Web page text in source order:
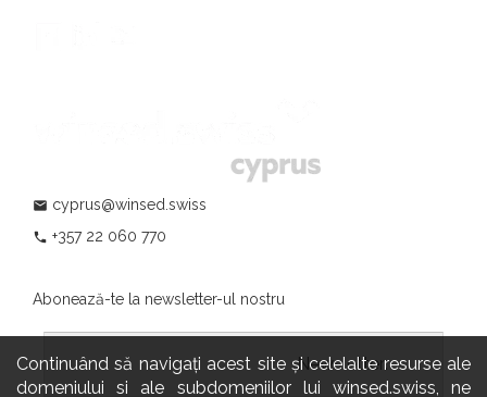
Continuând să navigați acest site și celelalte resurse ale
domeniului si ale subdomeniilor lui winsed.swiss, ne
mail cyprus@winsed.swiss
phone +357 22 060 770
Abonează-te la newsletter-ul nostru
				                  	Newsletter: